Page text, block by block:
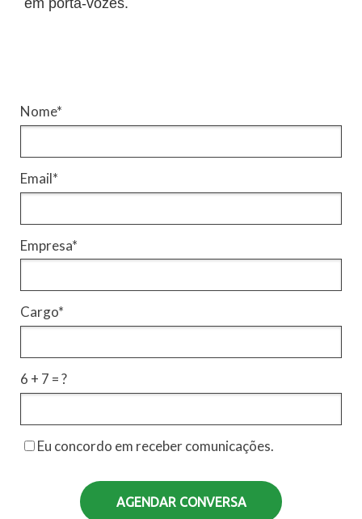
em porta-vozes.
Nome*
Email*
Empresa*
Cargo*
6 + 7 = ?
Eu concordo em receber comunicações.
AGENDAR CONVERSA